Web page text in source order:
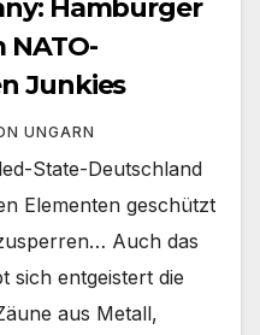
Hamburger
NATO-
Junkies
UNGARN
State-Deutschland
Elementen geschützt
Auch das
sich entgeistert die
aus Metall,